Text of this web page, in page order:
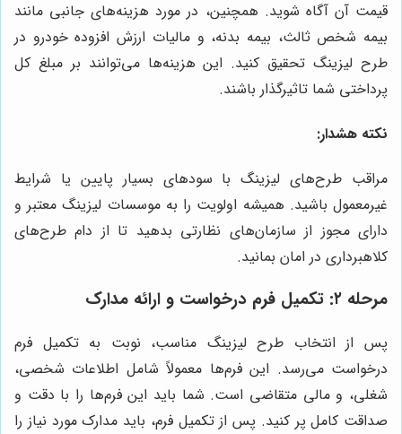
قیمت آن آگاه شوید. همچنین، در مورد هزینه‌های جانبی مانند
بیمه شخص ثالث، بیمه بدنه، و مالیات ارزش افزوده خودرو در
طرح لیزینگ تحقیق کنید. این هزینه‌ها می‌توانند بر مبلغ کل
پرداختی شما تاثیرگذار باشند.
نکته هشدار:
مراقب طرح‌های لیزینگ با سودهای بسیار پایین یا شرایط
غیرمعمول باشید. همیشه اولویت را به موسسات لیزینگ معتبر و
دارای مجوز از سازمان‌های نظارتی بدهید تا از دام طرح‌های
کلاهبرداری در امان بمانید.
مرحله ۲: تکمیل فرم درخواست و ارائه مدارک
پس از انتخاب طرح لیزینگ مناسب، نوبت به تکمیل فرم
درخواست می‌رسد. این فرم‌ها معمولاً شامل اطلاعات شخصی،
شغلی، و مالی متقاضی است. شما باید این فرم‌ها را با دقت و
صداقت کامل پر کنید. پس از تکمیل فرم، باید مدارک مورد نیاز را